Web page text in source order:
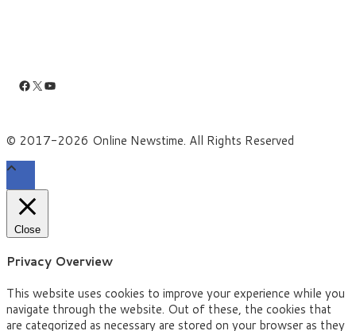
Facebook
X YouTube
© 2017-2026 Online Newstime. All Rights Reserved
Close
Privacy Overview
This website uses cookies to improve your experience while you
navigate through the website. Out of these, the cookies that
are categorized as necessary are stored on your browser as they